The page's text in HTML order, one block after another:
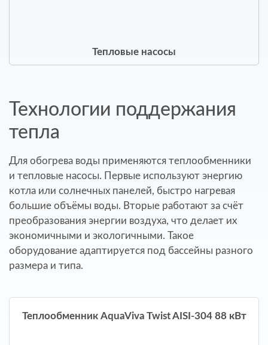
Тепловые насосы
Технологии поддержания
тепла
Для обогрева воды применяются теплообменники
и тепловые насосы. Первые используют энергию
котла или солнечных панелей, быстро нагревая
большие объёмы воды. Вторые работают за счёт
преобразования энергии воздуха, что делает их
экономичными и экологичными. Такое
оборудование адаптируется под бассейны разного
размера и типа.
Теплообменник AquaViva Twist AISI-304 88 кВт